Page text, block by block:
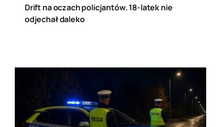
Drift na oczach policjantów. 18-latek nie
odjechał daleko